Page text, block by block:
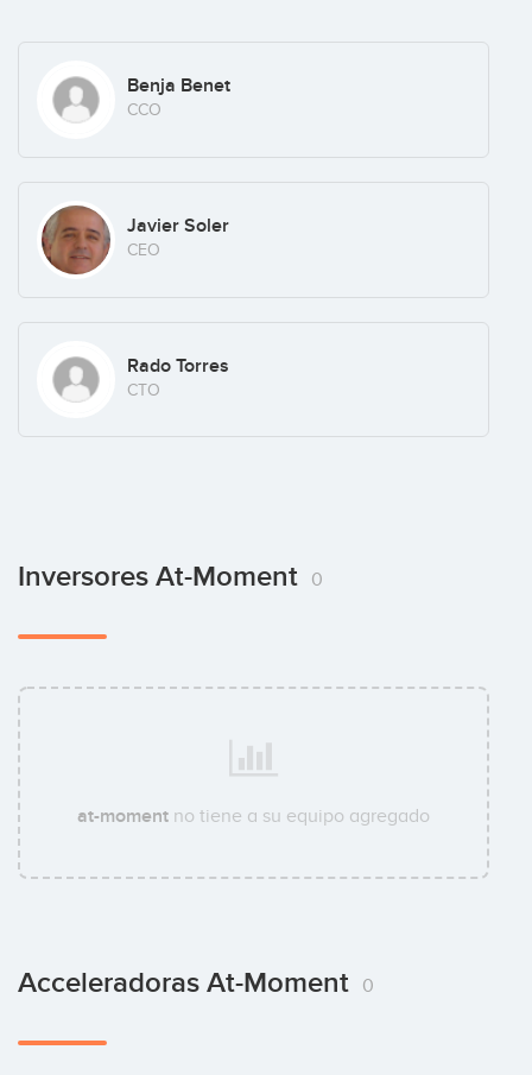
Benja Benet
CCO
Javier Soler
CEO
Rado Torres
CTO
Inversores At-Moment 0
at-moment no tiene a su equipo agregado
Acceleradoras At-Moment 0